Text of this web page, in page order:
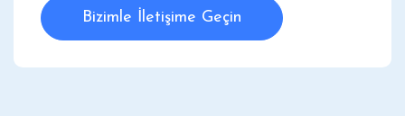
Bizimle İletişime Geçin